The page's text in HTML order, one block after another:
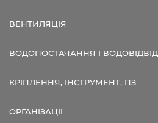
ВЕНТИЛЯЦІЯ
ВОДОПОСТАЧАННЯ І ВОДОВІДВІД
КРІПЛЕННЯ, ІНСТРУМЕНТ, ПЗ
ОРГАНІЗАЦІЇ